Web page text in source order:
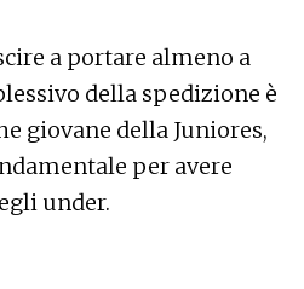
a portare almeno a
della spedizione è
giovane della Juniores,
per avere
under.